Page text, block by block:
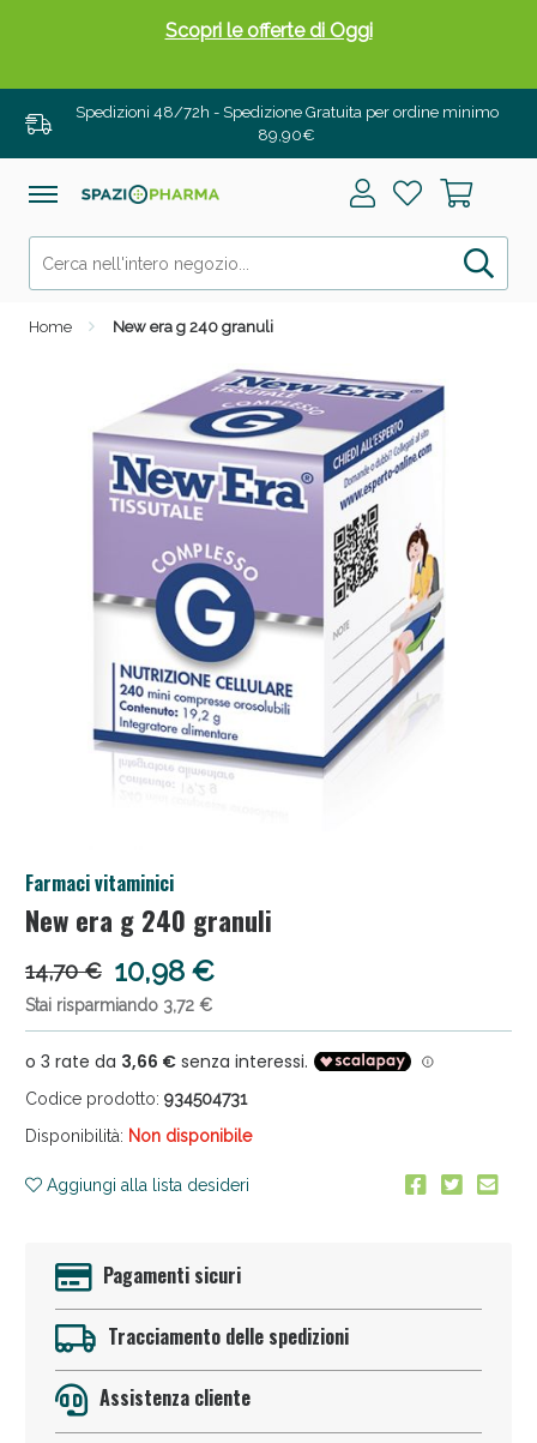
Spedizioni 48/72h - Spedizione Gratuita per ordine minimo
89,90€
Home New era g 240 granuli
Farmaci vitaminici
New era g 240 granuli
14,70 € 10,98 €
Stai risparmiando 3,72 €
Codice prodotto: 934504731
Disponibilità: Non disponibile
Aggiungi alla lista desideri
Pagamenti sicuri
Tracciamento delle spedizioni
Assistenza cliente
Scopri le offerte di Oggi
Drenanti e Pancia Piatta: Sconti fino al 55% validi
solo per OGGI!
Salini e Multivitaminici: oggi Sconto extra fino al
Anticellulite e Fanghi: Sconto fino al 40% valido
oggi!